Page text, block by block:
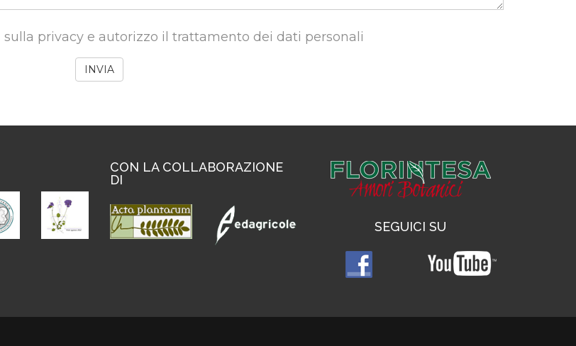
sulla privacy e autorizzo il trattamento dei dati personali
CON LA COLLABORAZIONE
DI
SEGUICI SU